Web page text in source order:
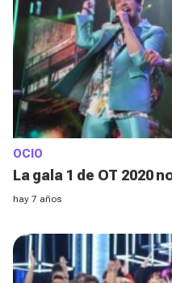
OCIO
La gala 1 de OT 2020
hay 7 años